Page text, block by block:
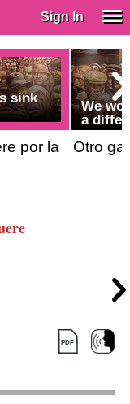
Sign In
sink
por la
We
a
Otro